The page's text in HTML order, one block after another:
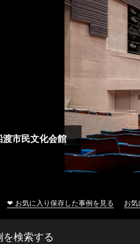
渡市民文化会館
❤ お気に入り保存した事例を見る お
を検索する